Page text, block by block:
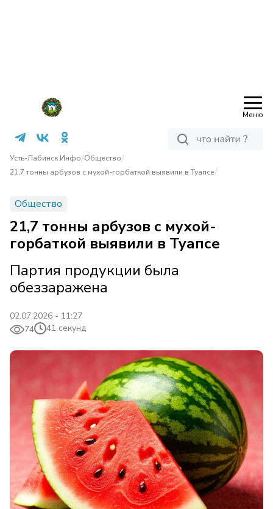
Меню
Усть-Лабинск Инфо/Общество/
21,7 тонны арбузов с мухой-горбаткой выявили в Туапсе/
Общество
21,7 тонны арбузов с мухой-
горбаткой выявили в Туапсе
Партия продукции была
обеззаражена
02.07.2026 - 11:27
74
41 секунд